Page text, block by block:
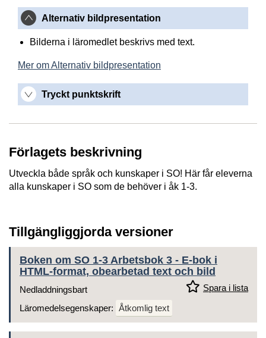
Alternativ bildpresentation
Bilderna i läromedlet beskrivs med text.
Mer om Alternativ bildpresentation
Tryckt punktskrift
Förlagets beskrivning
Utveckla både språk och kunskaper i SO! Här får eleverna
alla kunskaper i SO som de behöver i åk 1-3.
Tillgängliggjorda versioner
Boken om SO 1-3 Arbetsbok 3 - E-bok i
HTML-format, obearbetad text och bild
Spara i lista
Nedladdningsbart
Läromedelsegenskaper: Åtkomlig text